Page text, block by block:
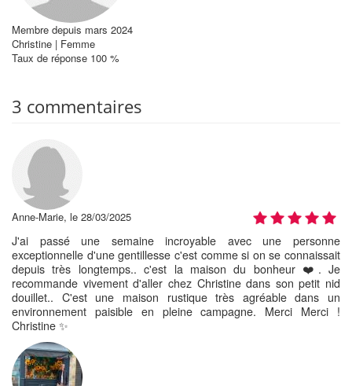
Membre depuis mars 2024
Christine | Femme
Taux de réponse 100 %
3 commentaires
Anne-Marie, le 28/03/2025
J'ai passé une semaine incroyable avec une personne
exceptionnelle d'une gentillesse c'est comme si on se connaissait
depuis très longtemps.. c'est la maison du bonheur ❤️. Je
recommande vivement d'aller chez Christine dans son petit nid
douillet.. C'est une maison rustique très agréable dans un
environnement paisible en pleine campagne. Merci Merci !
Christine ✨